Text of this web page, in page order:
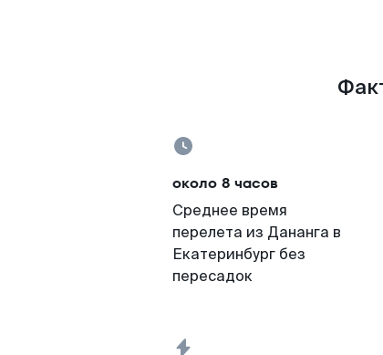
около 8 часов
Среднее время
перелета из Дананга в
Екатеринбург без
пересадок